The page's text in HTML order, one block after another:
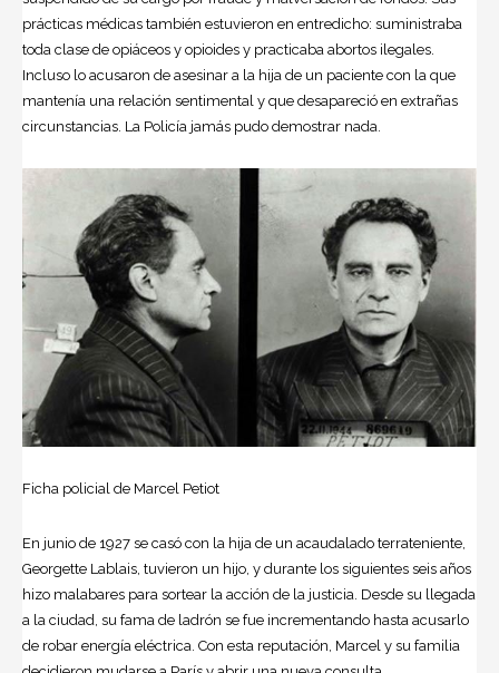
prácticas médicas también estuvieron en entredicho: suministraba
toda clase de opiáceos y opioides y practicaba abortos ilegales.
Incluso lo acusaron de asesinar a la hija de un paciente con la que
mantenía una relación sentimental y que desapareció en extrañas
circunstancias. La Policía jamás pudo demostrar nada.
Ficha policial de Marcel Petiot
En junio de 1927 se casó con la hija de un acaudalado terrateniente,
Georgette Lablais, tuvieron un hijo, y durante los siguientes seis años
hizo malabares para sortear la acción de la justicia. Desde su llegada
a la ciudad, su fama de ladrón se fue incrementando hasta acusarlo
de robar energía eléctrica. Con esta reputación, Marcel y su familia